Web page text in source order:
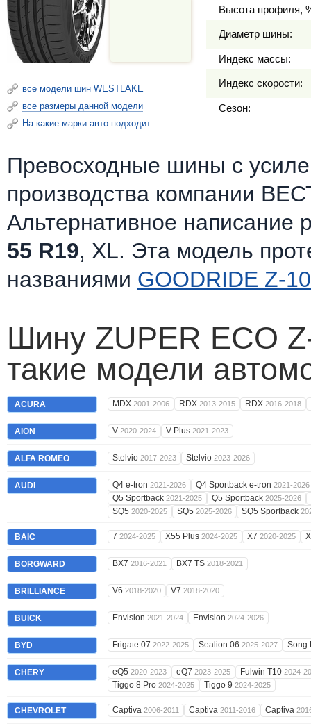
все модели шин WESTLAKE
все размеры данной модели
На какие марки авто подходит
Высота профиля,
Диаметр шины:
Индекс массы:
Индекс скорости:
Сезон:
Превосходные шины c
производства компании
Альтернативное написание
55 R19, XL. Эта модель
названиями GOODRIDE Z-
Шину ZUPER ECO
такие модели
ACURA MDX 2001-2006 RDX 2013-2015 RDX 2016-2018
AION V 2020-2024 V Plus 2021-2023
ALFA ROMEO Stelvio 2017-2023 Stelvio 2023-2026
AUDI Q4 e-tron 2021-2026 Q4 Sportback e-tron 2021-2026
Q5 Sportback 2021-2025 Q5 Sportback 2025-2026
SQ5 2020-2025 SQ5 2025-2026 SQ5 Sportback
BAIC 7 2024-2025 X55 Plus 2024-2025 X7 2020-2025
BORGWARD BX7 2016-2021 BX7 TS 2018-2021
BRILLIANCE V6 2018-2020 V7 2018-2020
BUICK Envision 2021-2024 Envision 2024-2026
BYD Frigate 07 2022-2025 Sealion 06 2025-2027 Song
CHERY eQ5 2020-2023 eQ7 2023-2025 Fulwin T10 2024-
Tiggo 8 Pro 2024-2025 Tiggo 9 2024-2025
CHEVROLET Captiva 2006-2011 Captiva 2011-2016 Captiva